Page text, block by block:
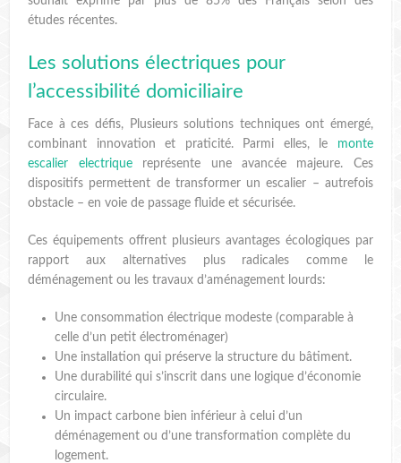
études récentes.
Les solutions électriques pour
l’accessibilité domiciliaire
Face à ces défis, Plusieurs solutions techniques ont émergé,
combinant innovation et praticité. Parmi elles, le monte
escalier electriquereprésente une avancée majeure. Ces
dispositifs permettent de transformer un escalier – autrefois
obstacle – en voie de passage fluide et sécurisée.
Ces équipements offrent plusieurs avantages écologiques par
rapport aux alternatives plus radicales comme le
déménagement ou les travaux d’aménagement lourds:
Une consommation électrique modeste (comparable à
celle d’un petit électroménager)
Une installation qui préserve la structure du bâtiment.
Une durabilité qui s’inscrit dans une logique d’économie
circulaire.
Un impact carbone bien inférieur à celui d’un
déménagement ou d’une transformation complète du
logement.